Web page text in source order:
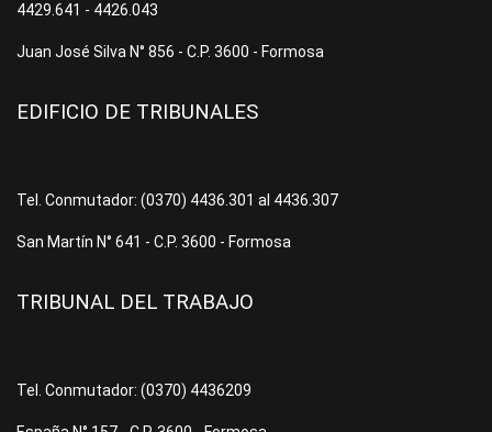
4429.641 - 4426.043
Juan José Silva N° 856 - C.P. 3600 - Formosa
EDIFICIO DE TRIBUNALES
Tel. Conmutador: (0370) 4436.301 al 4436.307
San Martín N° 641 - C.P. 3600 - Formosa
TRIBUNAL DEL TRABAJO
Tel. Conmutador: (0370) 4436209